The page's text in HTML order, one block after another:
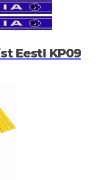
EestI KP09